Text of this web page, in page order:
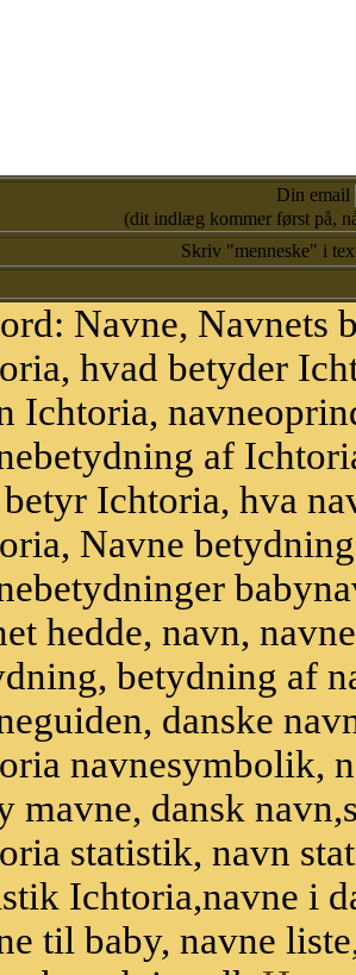
Din email
(dit indlæg kommer først på,
Skriv "menneske" i
Navne, Navnets
hvad betyder
Ichtoria,
af
Ichtoria, hva
Navne
hedde, navn,
betydning af
danske
navnesymbolik,
mavne, dansk
statistik, navn
Ichtoria,navne i
til baby, navne